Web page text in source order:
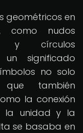
geométricos en
como nudos
y círculos
significado
no solo
también
la conexión
la unidad y la
se basaba en